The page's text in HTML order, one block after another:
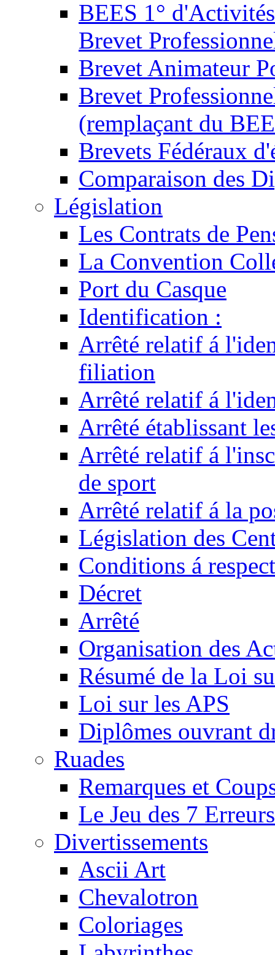
BEES 1°
Brevet
Brevet Animateur
Brevet
(remplaçant du
Brevets Fédéraux
Comparaison des
Législation
Les Contrats de
La Convention
Port du Casque
Identification :
Arrêté relatif á
filiation
Arrêté relatif á
Arrêté établissant
Arrêté relatif á
de sport
Arrêté relatif á la
Législation des
Conditions á
Décret
Arrêté
Organisation des
Résumé de la Loi
Loi sur les APS
Diplômes ouvrant
Ruades
Remarques et
Le Jeu des 7 Erreurs
Divertissements
Ascii Art
Chevalotron
Coloriages